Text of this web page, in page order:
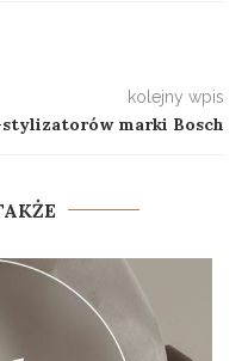
kolejny wpis
marki Bosch